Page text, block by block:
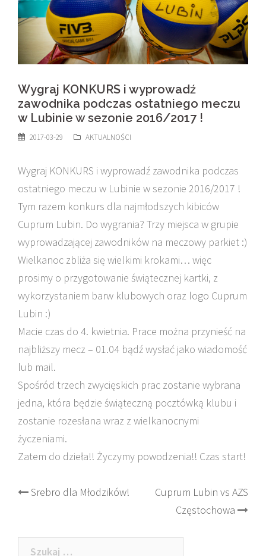
Wygraj KONKURS i wyprowadź
zawodnika podczas ostatniego meczu
w Lubinie w sezonie 2016/2017 !
2017-03-29 AKTUALNOŚCI
Wygraj KONKURS i wyprowadź zawodnika podczas
ostatniego meczu w Lubinie w sezonie 2016/2017 !
Tym razem konkurs dla najmłodszych kibiców
Cuprum Lubin. Do wygrania? Trzy miejsca w grupie
wyprowadzającej zawodników na meczowy parkiet :)
Wielkanoc zbliża się wielkimi krokami… więc
prosimy o przygotowanie świątecznej kartki, z
wykorzystaniem barw klubowych oraz logo Cuprum
Lubin :)
Macie czas do 4. kwietnia. Prace można przynieść na
najbliższy mecz – 01.04 bądź wysłać jako wiadomość
lub mail.
Spośród trzech zwycięskich prac zostanie wybrana
jedna, która będzie świąteczną pocztówką klubu i
zostanie rozesłana wraz z wielkanocnymi
życzeniami.
Zatem do dzieła!! Życzymy powodzenia!! Czas start!
Post
Srebro dla Młodzików!
Cuprum Lubin vs AZS
Częstochowa
Szukaj: